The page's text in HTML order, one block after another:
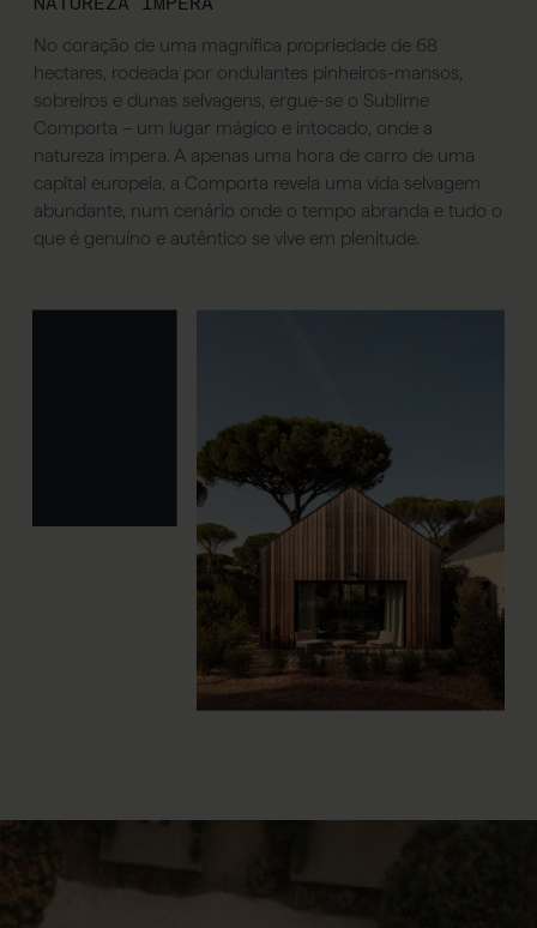
No coração de uma magnífica propriedade de 68
hectares, rodeada por ondulantes pinheiros-mansos,
sobreiros e dunas selvagens, ergue-se o Sublime
Comporta – um lugar mágico e intocado, onde a
natureza impera. A apenas uma hora de carro de uma
capital europeia, a Comporta revela uma vida selvagem
abundante, num cenário onde o tempo abranda e tudo o
que é genuíno e autêntico se vive em plenitude.